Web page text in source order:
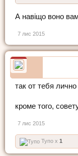
А навіщо воно
7 лис 2015
так от тебя
кроме того,
7 лис 2015
Тупо x 1